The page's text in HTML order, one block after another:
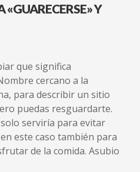
Y
que significa
cercano a la
para describir un sitio
puedas resguardarte.
serviría para evitar
este caso también para
de la comida. Asubio